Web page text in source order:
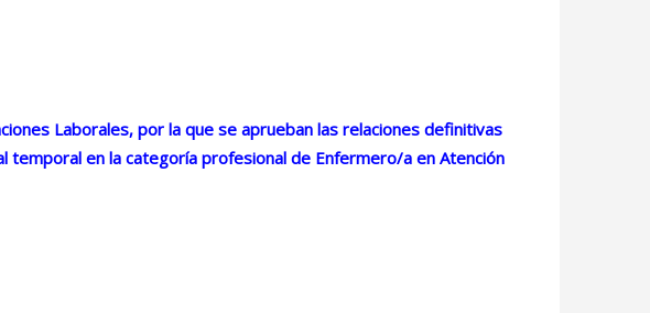
Laborales, por la que se aprueban las relaciones definitivas
temporal en la categoría profesional de Enfermero/a en Atención